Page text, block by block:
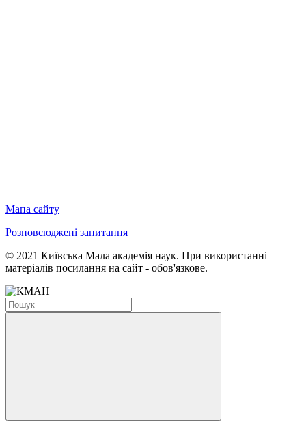
Мапа сайту
Розповсюджені запитання
© 2021 Київська Мала академія наук. При використанні
матеріалів посилання на сайт - обов'язкове.